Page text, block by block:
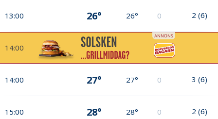
13:00 26° 26° 0 2 (6)
14:00
14:00 27° 27° 0 3 (6)
15:00 28° 28° 0 2 (6)